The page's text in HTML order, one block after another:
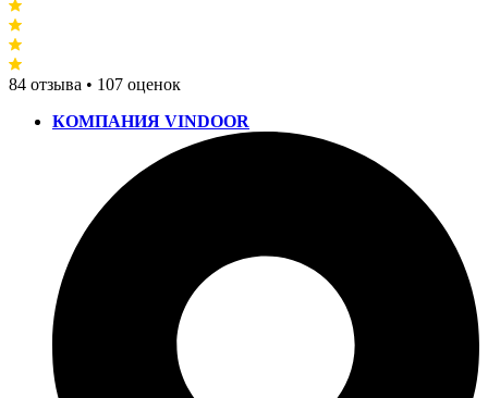
84 отзыва • 107 оценок
КОМПАНИЯ VINDOOR